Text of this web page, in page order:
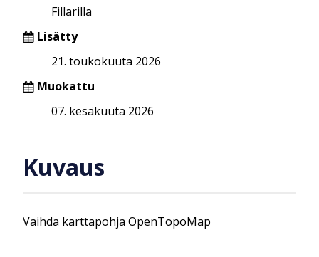
Fillarilla
Lisätty
21. toukokuuta 2026
Muokattu
07. kesäkuuta 2026
Kuvaus
Vaihda karttapohja OpenTopoMap